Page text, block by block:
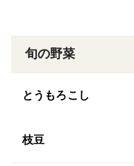
※配送希望日不可
長期保存の場合は
旬の野菜
とうもろこし
枝豆